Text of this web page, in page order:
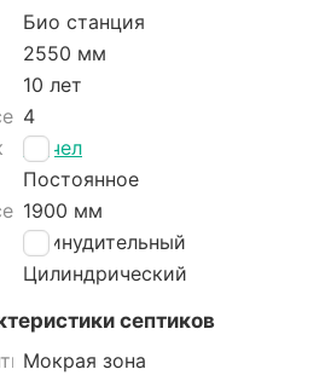
Био станция
2550 мм
10 лет
4
12 чел
Постоянное
1900 мм
Принудительный
Цилиндрический
септиков
Мокрая зона